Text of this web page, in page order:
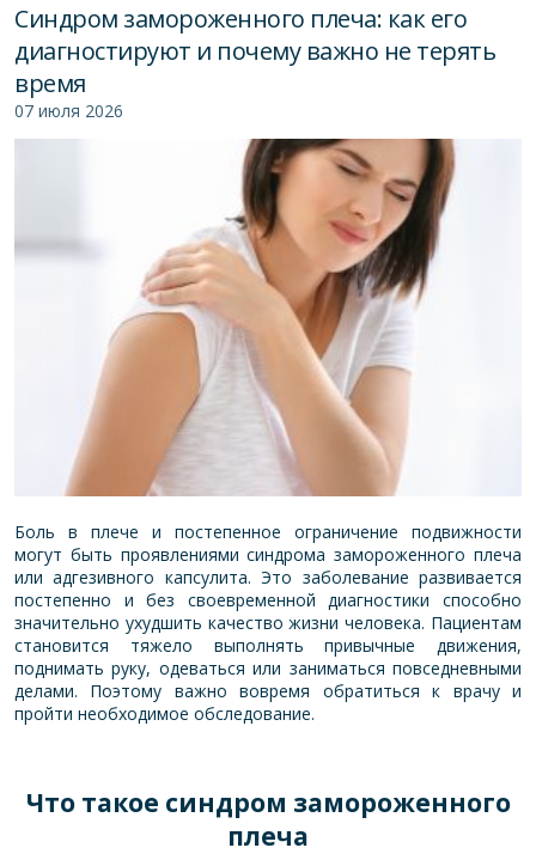
Синдром замороженного плеча: как его
диагностируют и почему важно не терять
время
07 июля 2026
Боль в плече и постепенное ограничение подвижности
могут быть проявлениями синдрома замороженного плеча
или адгезивного капсулита. Это заболевание развивается
постепенно и без своевременной диагностики способно
значительно ухудшить качество жизни человека. Пациентам
становится тяжело выполнять привычные движения,
поднимать руку, одеваться или заниматься повседневными
делами. Поэтому важно вовремя обратиться к врачу и
пройти необходимое обследование.
Что такое синдром замороженного
плеча